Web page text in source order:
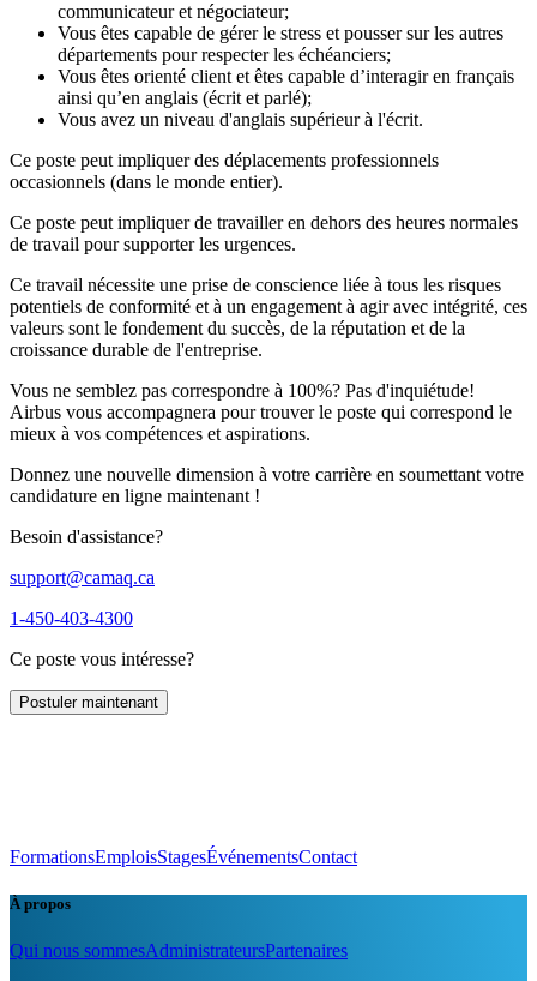
communicateur et négociateur;
Vous êtes capable de gérer le stress et pousser sur les autres
départements pour respecter les échéanciers;
Vous êtes orienté client et êtes capable d’interagir en français
ainsi qu’en anglais (écrit et parlé);
Vous avez un niveau d'anglais supérieur à l'écrit.
Ce poste peut impliquer des déplacements professionnels
occasionnels (dans le monde entier).
Ce poste peut impliquer de travailler en dehors des heures normales
de travail pour supporter les urgences.
Ce travail nécessite une prise de conscience liée à tous les risques
potentiels de conformité et à un engagement à agir avec intégrité, ces
valeurs sont le fondement du succès, de la réputation et de la
croissance durable de l'entreprise.
Vous ne semblez pas correspondre à 100%? Pas d'inquiétude!
Airbus vous accompagnera pour trouver le poste qui correspond le
mieux à vos compétences et aspirations.
Donnez une nouvelle dimension à votre carrière en soumettant votre
candidature en ligne maintenant !
Besoin d'assistance?
support@camaq.ca
1-450-403-4300
Ce poste vous intéresse?
Postuler maintenant
FormationsEmploisStagesÉvénementsContact
À propos
Qui nous sommesAdministrateursPartenaires